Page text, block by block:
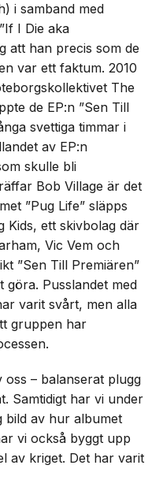
i samband med
I Die aka
att han precis som de
var ett faktum. 2010
The
de EP:n ”Sen Till
svettiga timmar i
av EP:n
skulle bli
Bob Village är det
”Pug Life” släpps
Kids, ett skivbolag där
Vic Vem och
”Sen Till Premiären”
göra. Pusslandet med
varit svårt, men alla
gruppen har
– balanserat plugg
Samtidigt har vi under
bild av hur albumet
vi också byggt upp
av kriget. Det har varit